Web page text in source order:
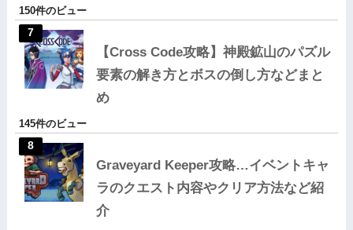
150件のビュー
【Cross Code攻略】神殿鉱山のパズル
要素の解き方とボスの倒し方などまと
め
145件のビュー
Graveyard Keeper攻略…イベントキャ
ラのクエスト内容やクリア方法など紹
介